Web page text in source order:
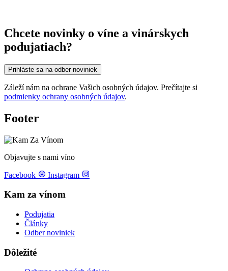
Chcete novinky o víne a vinárskych
podujatiach?
Prihláste sa na odber noviniek
Záleží nám na ochrane Vašich osobných údajov. Prečítajte si
podmienky ochrany osobných údajov.
Footer
Objavujte s nami víno
Facebook Instagram
Kam za vínom
Podujatia
Články
Odber noviniek
Dôležité